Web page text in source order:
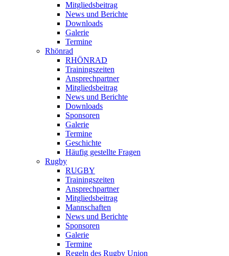
Mitgliedsbeitrag
News und Berichte
Downloads
Galerie
Termine
Rhönrad
RHÖNRAD
Trainingszeiten
Ansprechpartner
Mitgliedsbeitrag
News und Berichte
Downloads
Sponsoren
Galerie
Termine
Geschichte
Häufig gestellte Fragen
Rugby
RUGBY
Trainingszeiten
Ansprechpartner
Mitgliedsbeitrag
Mannschaften
News und Berichte
Sponsoren
Galerie
Termine
Regeln des Rugby Union